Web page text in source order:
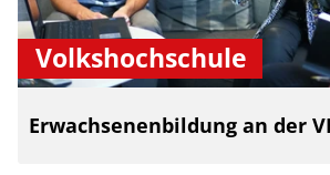
Volkshochschule
Erwachsenenbildung an der